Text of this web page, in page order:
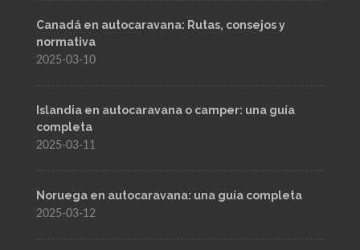
Canadá en autocaravana: Rutas, consejos y
normativa
2025-03-10
Islandia en autocaravana o camper: una guía
completa
2025-03-11
Noruega en autocaravana: una guía completa
2025-03-12